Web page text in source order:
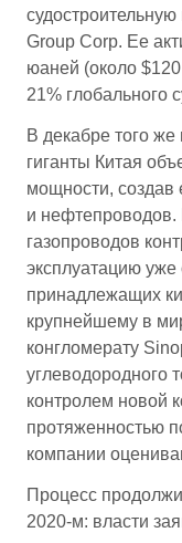
Group Corp. Ее
юаней (около
21% глобального
В декабре того
гиганты Китая
мощности, создав
и нефтепроводов.
газопроводов
эксплуатацию
принадлежащих
крупнейшему в
конгломерату
углеводородного
контролем новой
протяженностью
компании
Процесс
2020-м: власти